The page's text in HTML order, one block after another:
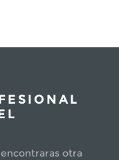
otra